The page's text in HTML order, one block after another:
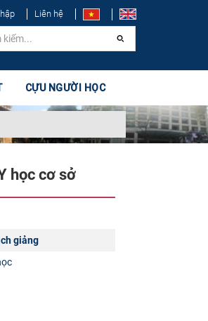
Liên hệ
CỰU NGƯỜI HỌC
học cơ sở​
giảng